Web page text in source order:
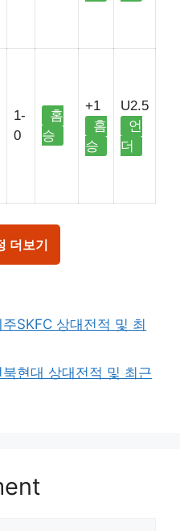
1-
0
홈
승
+1
홈
승
U2.5
언
더
더보기
SKFC 상대전적 및 최
현대 상대전적 및 최근